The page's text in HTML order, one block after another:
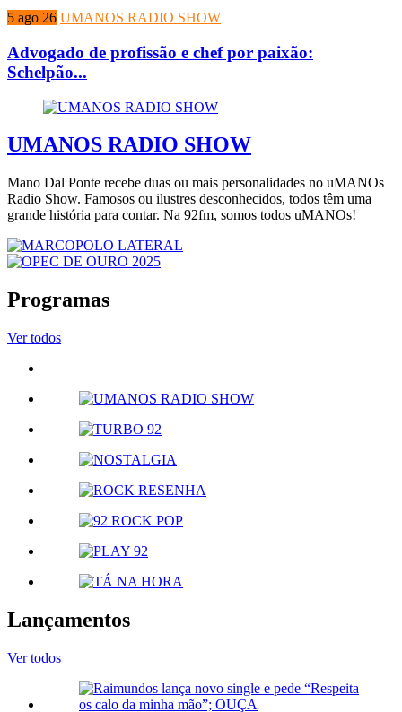
5 ago 26 UMANOS RADIO SHOW
Advogado de profissão e chef por paixão:
Schelpão...
UMANOS RADIO SHOW
Mano Dal Ponte recebe duas ou mais personalidades no uMANOs
Radio Show. Famosos ou ilustres desconhecidos, todos têm uma
grande história para contar. Na 92fm, somos todos uMANOs!
Programas
Ver todos
Lançamentos
Ver todos